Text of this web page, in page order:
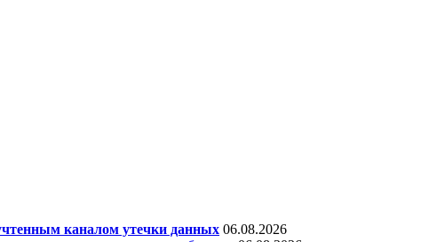
каналом утечки данных 06.08.2026